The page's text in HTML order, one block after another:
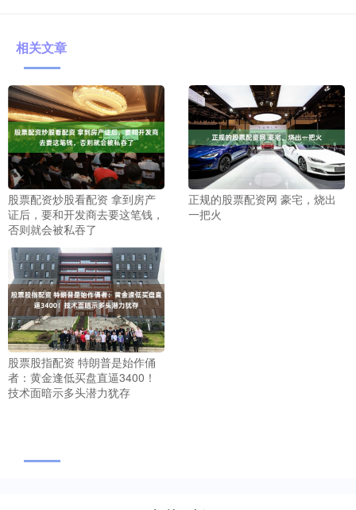
相关文章
股票配资炒股看配资 拿到房产
证后，要和开发商去要这笔钱，
否则就会被私吞了
正规的股票配资网 豪宅，烧出
一把火
股票股指配资 特朗普是始作俑
者：黄金逢低买盘直逼3400！
技术面暗示多头潜力犹存